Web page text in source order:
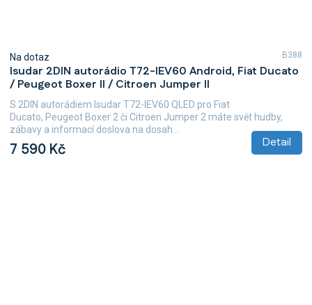
Isudar 2DIN autorádio T72-IEV60 Android, Fiat Ducato
/ Peugeot Boxer II / Citroen Jumper II
Na dotaz
7 590 Kč Detail
S 2DIN autorádiem Isudar T72-IEV60 QLED pro Fiat
Ducato, Peugeot Boxer 2 či Citroen Jumper 2 máte svět hudby,
zábavy a informací doslova na dosah...
B388